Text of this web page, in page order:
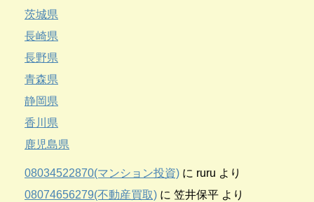
茨城県
長崎県
長野県
青森県
静岡県
香川県
鹿児島県
08034522870(マンション投資) に ruru より
08074656279(不動産買取) に 笠井保平 より